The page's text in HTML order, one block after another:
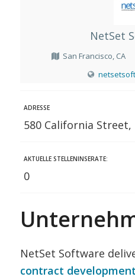
NetSet
San Francisco, CA
ADRESSE
580 California
AKTUELLE STELLENINSERATE:
0
NetSet Software
contract